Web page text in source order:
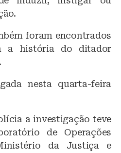
foram encontrados
a história do ditador
nesta quarta-feira
a investigação teve
de Operações
da Justiça e